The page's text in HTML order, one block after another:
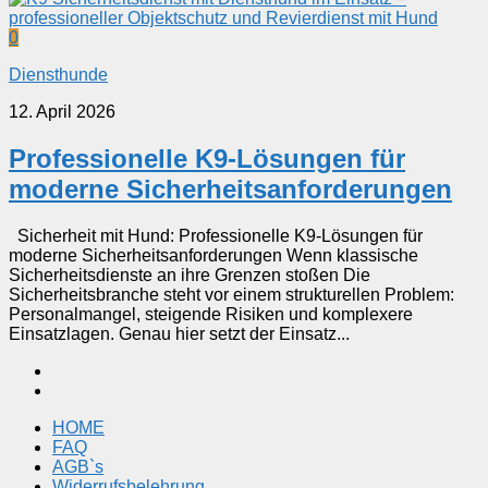
0
Diensthunde
12. April 2026
Professionelle K9-Lösungen für
moderne Sicherheitsanforderungen
Sicherheit mit Hund: Professionelle K9-Lösungen für
moderne Sicherheitsanforderungen Wenn klassische
Sicherheitsdienste an ihre Grenzen stoßen Die
Sicherheitsbranche steht vor einem strukturellen Problem:
Personalmangel, steigende Risiken und komplexere
Einsatzlagen. Genau hier setzt der Einsatz...
HOME
FAQ
AGB`s